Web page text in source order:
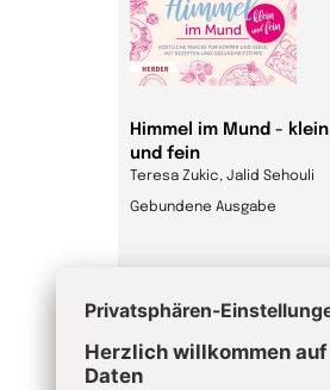
Himmel im Mund - klein
und fein
Teresa Zukic, Jalid Sehouli
Gebundene Ausgabe
22,00 €